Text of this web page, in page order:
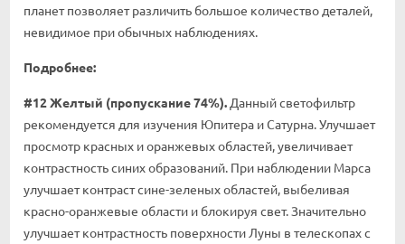
планет позволяет различить большое количество деталей,
невидимое при обычных наблюдениях.
Подробнее:
#12 Желтый (пропускание 74%). Данный светофильтр
рекомендуется для изучения Юпитера и Сатурна. Улучшает
просмотр красных и оранжевых областей, увеличивает
контрастность синих образований. При наблюдении Марса
улучшает контраст сине-зеленых областей, выбеливая
красно-оранжевые области и блокируя свет. Значительно
улучшает контрастность поверхности Луны в телескопах с